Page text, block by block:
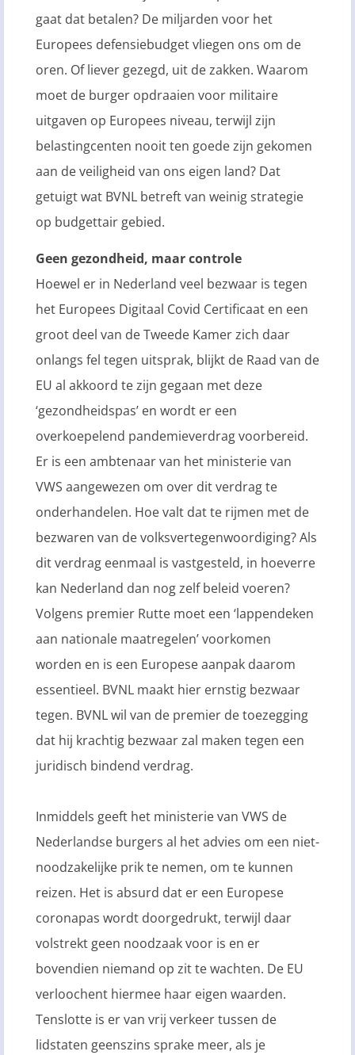
gaat dat betalen? De miljarden voor het
Europees defensiebudget vliegen ons om de
oren. Of liever gezegd, uit de zakken. Waarom
moet de burger opdraaien voor militaire
uitgaven op Europees niveau, terwijl zijn
belastingcenten nooit ten goede zijn gekomen
aan de veiligheid van ons eigen land? Dat
getuigt wat BVNL betreft van weinig strategie
op budgettair gebied.
Geen gezondheid, maar controle
Hoewel er in Nederland veel bezwaar is tegen
het Europees Digitaal Covid Certificaat en een
groot deel van de Tweede Kamer zich daar
onlangs fel tegen uitsprak, blijkt de Raad van de
EU al akkoord te zijn gegaan met deze
‘gezondheidspas’ en wordt er een
overkoepelend pandemieverdrag voorbereid.
Er is een ambtenaar van het ministerie van
VWS aangewezen om over dit verdrag te
onderhandelen. Hoe valt dat te rijmen met de
bezwaren van de volksvertegenwoordiging? Als
dit verdrag eenmaal is vastgesteld, in hoeverre
kan Nederland dan nog zelf beleid voeren?
Volgens premier Rutte moet een ‘lappendeken
aan nationale maatregelen’ voorkomen
worden en is een Europese aanpak daarom
essentieel. BVNL maakt hier ernstig bezwaar
tegen. BVNL wil van de premier de toezegging
dat hij krachtig bezwaar zal maken tegen een
juridisch bindend verdrag.
Inmiddels geeft het ministerie van VWS de
Nederlandse burgers al het advies om een niet-
noodzakelijke prik te nemen, om te kunnen
reizen. Het is absurd dat er een Europese
coronapas wordt doorgedrukt, terwijl daar
volstrekt geen noodzaak voor is en er
bovendien niemand op zit te wachten. De EU
verloochent hiermee haar eigen waarden.
Tenslotte is er van vrij verkeer tussen de
lidstaten geenszins sprake meer, als je